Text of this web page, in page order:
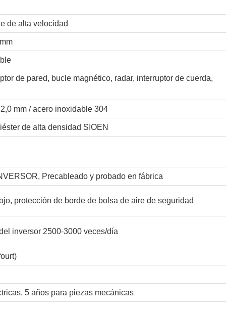
de alta velocidad
de pared, bucle magnético, radar, interruptor de cuerda,
mm / acero inoxidable 304
de alta densidad SIOEN
Precableado y probado en fábrica
protección de borde de bolsa de aire de seguridad
inversor 2500-3000 veces/día
5 años para piezas mecánicas